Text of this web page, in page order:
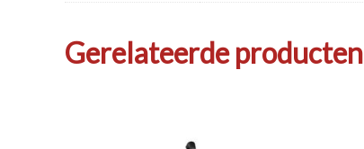
Gerelateerde producten